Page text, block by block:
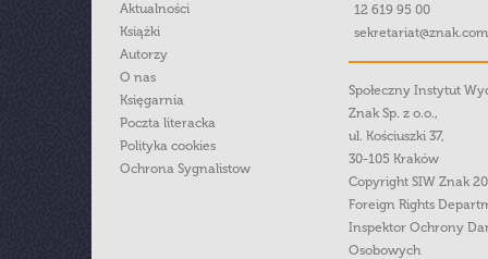
Aktualności
Książki
Autorzy
O nas
Księgarnia
Poczta literacka
Polityka cookies
Ochrona Sygnalistow
12 619 95 00
Społeczny Instytut
Znak Sp. z o.o.,
ul. Kościuszki 37,
30-105 Kraków
Copyright SIW Znak
Foreign Rights
Inspektor Ochrony
Osobowych